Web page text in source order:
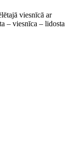
viesnīcā ar
– viesnīca – lidosta